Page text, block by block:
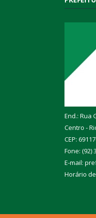
End.: Rua
Centro -
CEP:
Fone: (92)
E-mail:
Horário